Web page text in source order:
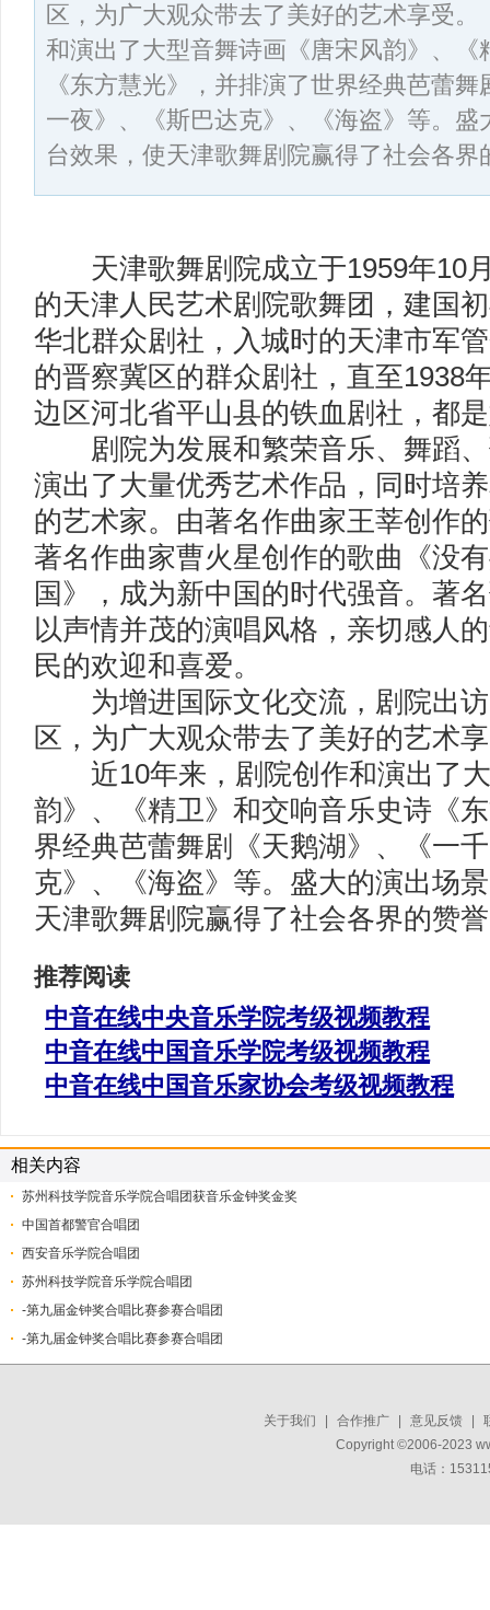
区，为广大观众带去了美好的艺术享
和演出了大型音舞诗画《唐宋风韵》、《
《东方慧光》，并排演了世界经典芭蕾
一夜》、《斯巴达克》、《海盗》等。
台效果，使天津歌舞剧院赢得了社会各界
天津歌舞剧院成立于1959年10
的天津人民艺术剧院歌舞团，建国
华北群众剧社，入城时的天津市军
的晋察冀区的群众剧社，直至1938
边区河北省平山县的铁血剧社，都
剧院为发展和繁荣音乐、舞蹈、
演出了大量优秀艺术作品，同时培
的艺术家。由著名作曲家王莘创作
著名作曲家曹火星创作的歌曲《没
国》，成为新中国的时代强音。著
以声情并茂的演唱风格，亲切感人
民的欢迎和喜爱。
为增进国际文化交流，剧院出访
区，为广大观众带去了美好的艺术
近10年来，剧院创作和演出了大
韵》、《精卫》和交响音乐史诗《
界经典芭蕾舞剧《天鹅湖》、《一
克》、《海盗》等。盛大的演出场
天津歌舞剧院赢得了社会各界的赞
推荐阅读
中音在线中央音乐学院考级视频教程
中音在线中国音乐学院考级视频教程
中音在线中国音乐家协会考级视频教程
相关内容
苏州科技学院音乐学院合唱团获音乐金钟奖金奖
中国首都警官合唱团
西安音乐学院合唱团
苏州科技学院音乐学院合唱团
-第九届金钟奖合唱比赛参赛合唱团
-第九届金钟奖合唱比赛参赛合唱团
关于我们 合作推广 意见反馈
Copyright ©2006-2023
电话：